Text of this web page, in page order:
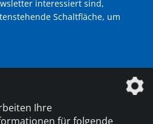
interessiert sind,
Schaltfläche, um
ist ein Unternehmen der
Ihre
für folgende